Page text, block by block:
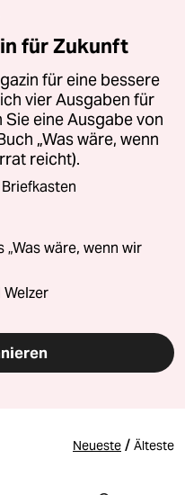
für Zukunft
für eine bessere
vier Ausgaben für
eine Ausgabe von
„Was wäre, wenn
reicht).
wäre, wenn wir
Neueste / Älteste